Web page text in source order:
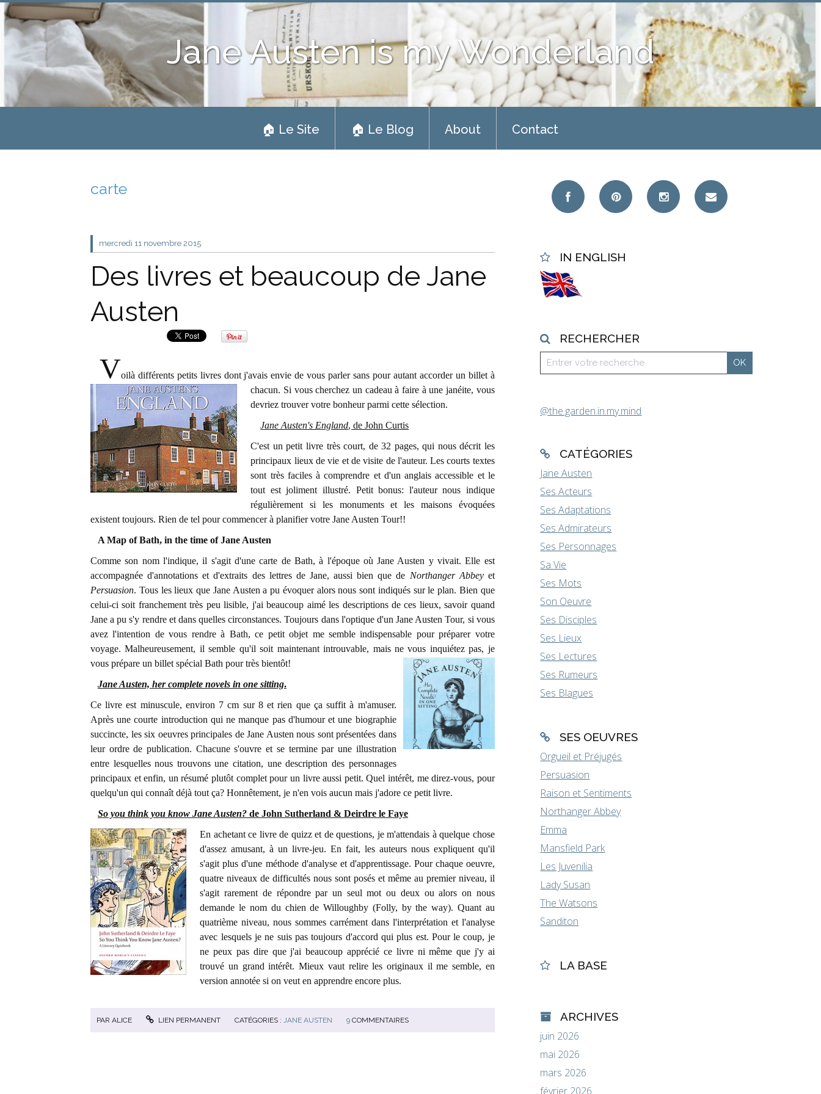
Jane Austen is my Wonderland
🏠 Le Site 🏠 Le Blog About Contact
carte
mercredi 11 novembre 2015
Des livres et beaucoup de Jane
Austen
Voilà différents petits livres dont j'avais envie de vous parler sans pour autant accorder un billet à
chacun. Si vous cherchez un cadeau à faire à une janéite, vous
devriez trouver votre bonheur parmi cette sélection.
Jane Austen's England, de John Curtis
C'est un petit livre très court, de 32 pages, qui nous décrit les
principaux lieux de vie et de visite de l'auteur. Les courts textes
sont très faciles à comprendre et d'un anglais accessible et le
tout est joliment illustré. Petit bonus: l'auteur nous indique
régulièrement si les monuments et les maisons évoquées
existent toujours. Rien de tel pour commencer à planifier votre Jane Austen Tour!!
A Map of Bath, in the time of Jane Austen
Comme son nom l'indique, il s'agit d'une carte de Bath, à l'époque où Jane Austen y vivait. Elle est
accompagnée d'annotations et d'extraits des lettres de Jane, aussi bien que de Northanger Abbeyet
Persuasion. Tous les lieux que Jane Austen a pu évoquer alors nous sont indiqués sur le plan. Bien que
celui-ci soit franchement très peu lisible, j'ai beaucoup aimé les descriptions de ces lieux, savoir quand
Jane a pu s'y rendre et dans quelles circonstances. Toujours dans l'optique d'un Jane Austen Tour, si vous
avez l'intention de vous rendre à Bath, ce petit objet me semble indispensable pour préparer votre
voyage. Malheureusement, il semble qu'il soit maintenant introuvable, mais ne vous inquiétez pas, je
vous prépare un billet spécial Bath pour très bientôt!
Jane Austen, her complete novels in one sitting.
Ce livre est minuscule, environ 7 cm sur 8 et rien que ça suffit à m'amuser.
Après une courte introduction qui ne manque pas d'humour et une biographie
succincte, les six oeuvres principales de Jane Austen nous sont présentées dans
leur ordre de publication. Chacune s'ouvre et se termine par une illustration
entre lesquelles nous trouvons une citation, une description des personnages
principaux et enfin, un résumé plutôt complet pour un livre aussi petit. Quel intérêt, me direz-vous, pour
quelqu'un qui connaît déjà tout ça? Honnêtement, je n'en vois aucun mais j'adore ce petit livre.
So you think you know Jane Austen? de John Sutherland & Deirdre le Faye
En achetant ce livre de quizz et de questions, je m'attendais à quelque chose
d'assez amusant, à un livre-jeu. En fait, les auteurs nous expliquent qu'il
s'agit plus d'une méthode d'analyse et d'apprentissage. Pour chaque oeuvre,
quatre niveaux de difficultés nous sont posés et même au premier niveau, il
s'agit rarement de répondre par un seul mot ou deux ou alors on nous
demande le nom du chien de Willoughby (Folly, by the way). Quant au
quatrième niveau, nous sommes carrément dans l'interprétation et l'analyse
avec lesquels je ne suis pas toujours d'accord qui plus est. Pour le coup, je
ne peux pas dire que j'ai beaucoup apprécié ce livre ni même que j'y ai
trouvé un grand intérêt. Mieux vaut relire les originaux il me semble, en
version annotée si on veut en apprendre encore plus.
PAR ALICE LIEN PERMANENT CATÉGORIES : JANE AUSTEN 9 COMMENTAIRES
IN ENGLISH
RECHERCHER
@the.garden.in.my.mind
CATÉGORIES
Jane Austen
Ses Acteurs
Ses Adaptations
Ses Admirateurs
Ses Personnages
Sa Vie
Ses Mots
Son Oeuvre
Ses Disciples
Ses Lieux
Ses Lectures
Ses Rumeurs
Ses Blagues
SES OEUVRES
Orgueil et Préjugés
Persuasion
Raison et Sentiments
Northanger Abbey
Emma
Mansfield Park
Les Juvenilia
Lady Susan
The Watsons
Sanditon
LA BASE
ARCHIVES
juin 2026
mai 2026
mars 2026
février 2026